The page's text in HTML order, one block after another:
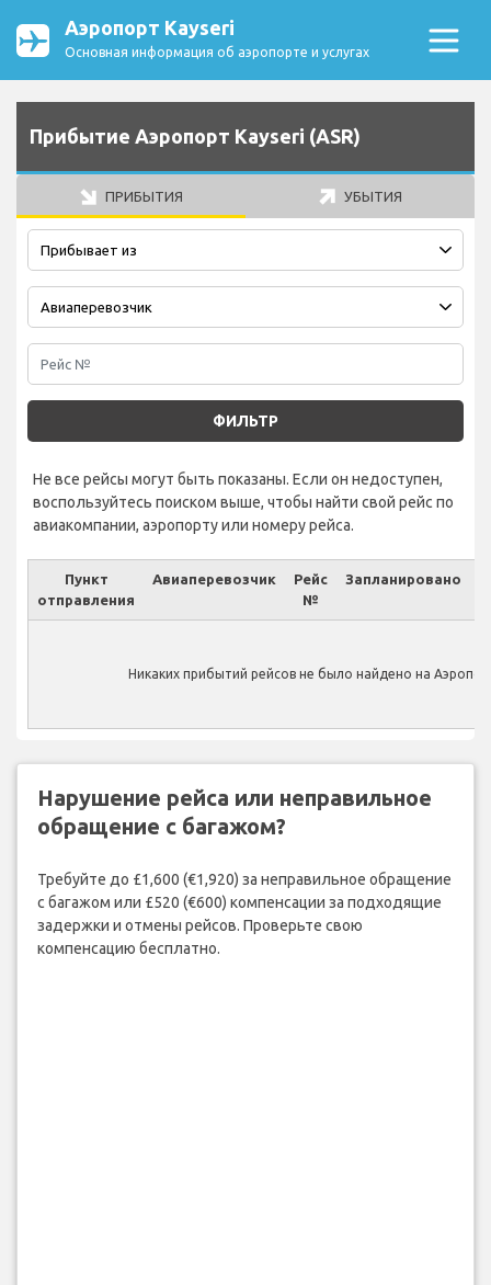
Аэропорт Kayseri
Основная информация об аэропорте и услугах
Прибытие Аэропорт Kayseri (ASR)
ПРИБЫТИЯ УБЫТИЯ
ФИЛЬТР
Не все рейсы могут быть показаны. Если он недоступен,
воспользуйтесь поиском выше, чтобы найти свой рейс по
авиакомпании, аэропорту или номеру рейса.
Пункт
отправления
Авиаперевозчик
Рейс
№
Запланировано
Никаких прибытий рейсов не было найдено на
Нарушение рейса или неправильное
обращение с багажом?
Требуйте до £1,600 (€1,920) за неправильное обращение
с багажом или £520 (€600) компенсации за подходящие
задержки и отмены рейсов. Проверьте свою
компенсацию бесплатно.